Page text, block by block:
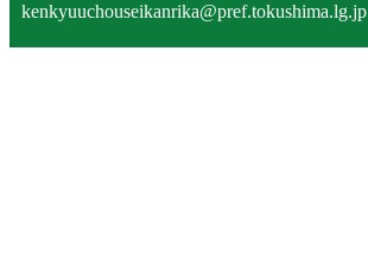
kenkyuuchouseikanrika@pref.tokushima.lg.jp